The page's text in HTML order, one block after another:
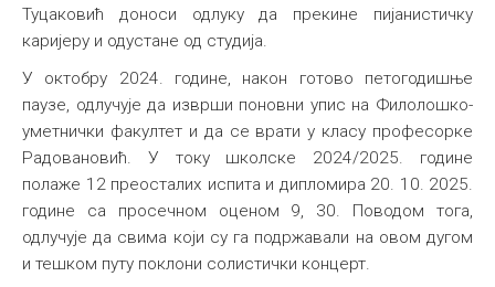
Туцаковић доноси одлуку да прекине пијанистичку
каријеру и одустане од студија.
У октобру 2024. године, након готово петогодишње
паузе, одлучује да изврши поновни упис на Филолошко-
уметнички факултет и да се врати у класу професорке
Радовановић. У току школске 2024/2025. године
полаже 12 преосталих испита и дипломира 20. 10. 2025.
године са просечном оценом 9, 30. Поводом тога,
одлучује да свима који су га подржавали на овом дугом
и тешком путу поклони солистички концерт.